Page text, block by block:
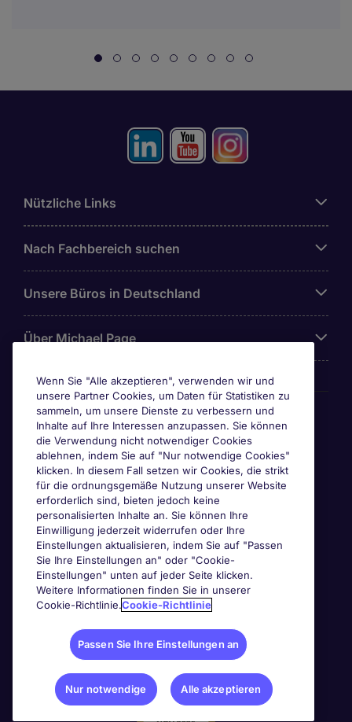
Nützliche Links
Nach Fachbereich suchen
Unsere Büros in Deutschland
Über Michael Page
Awards & Zertifizierungen
Wenn Sie "Alle akzeptieren", verwenden wir und
unsere Partner Cookies, um Daten für Statistiken zu
sammeln, um unsere Dienste zu verbessern und
Inhalte auf Ihre Interessen anzupassen. Sie können
die Verwendung nicht notwendiger Cookies
ablehnen, indem Sie auf "Nur notwendige Cookies"
klicken. In diesem Fall setzen wir Cookies, die strikt
für die ordnungsgemäße Nutzung unserer Website
erforderlich sind, bieten jedoch keine
personalisierten Inhalte an. Sie können Ihre
Einwilligung jederzeit widerrufen oder Ihre
Einstellungen aktualisieren, indem Sie auf "Passen
Sie Ihre Einstellungen an" oder "Cookie-
Einstellungen" unten auf jeder Seite klicken.
Weitere Informationen finden Sie in unserer
Cookie-Richtlinie.Cookie-Richtlinie
Passen Sie Ihre Einstellungen an
Nur notwendige Alle akzeptieren